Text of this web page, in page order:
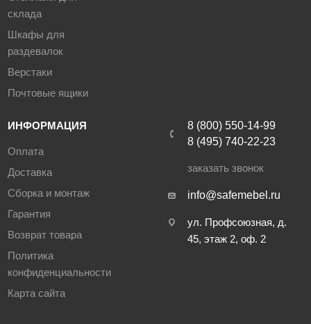
склада
Шкафы для
раздевалок
Верстаки
Почтовые ящики
ИНФОРМАЦИЯ
Оплата
Доставка
Сборка и монтаж
Гарантия
Возврат товара
Политика
конфиденциальности
Карта сайта
8 (800) 550-14-99
8 (495) 740-22-23
заказать звонок
info@safemebel.ru
ул. Профсоюзная, д.
45, этаж 2, оф. 2